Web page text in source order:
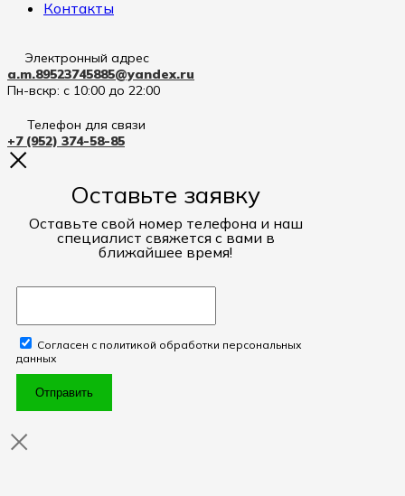
Контакты
Электронный адрес
a.m.89523745885@yandex.ru
Пн-вскр: с 10:00 до 22:00
Телефон для связи
+7 (952) 374-58-85
Оставьте заявку
Оставьте свой номер телефона и наш
специалист свяжется с вами в
ближайшее время!
Согласен с политикой обработки персональных
данных
Отправить